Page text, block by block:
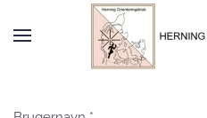
Skip to main content